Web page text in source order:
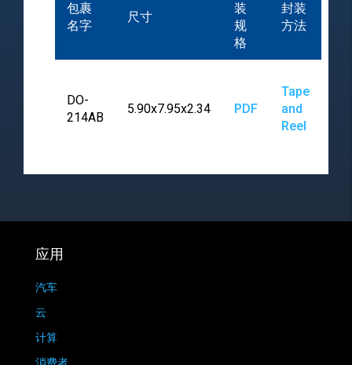
包裹
名字
尺寸
装
规
格
封装
方法
DO-
214AB
5.90x7.95x2.34 PDF
Tape
and
Reel
应用
汽车
云
计算